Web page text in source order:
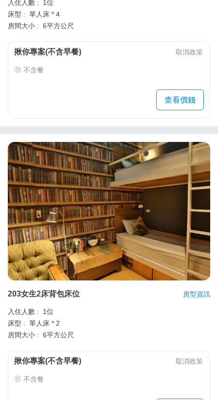
入住人數 :
1位
床型 : 單人床 * 4
房間大小 : 6平方公尺
揪你專案(不含早餐) 取消政策
不含餐
查看價錢
203女生2床背包床位 房型資訊
入住人數 :
1位
床型 : 單人床 * 2
房間大小 : 6平方公尺
揪你專案(不含早餐) 取消政策
不含餐